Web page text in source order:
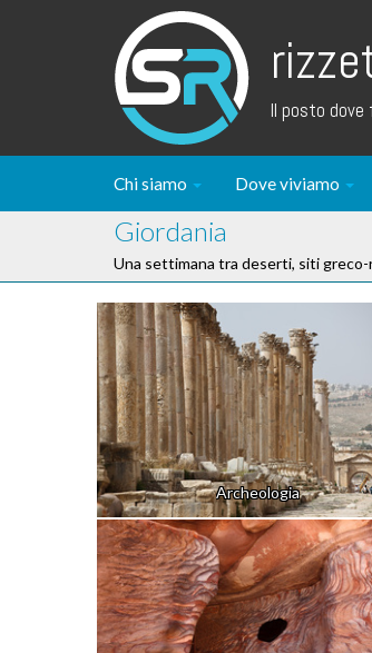
Il posto dove
Chi siamo Dove viviamo
Giordania
Una settimana tra deserti, siti greco-
Archeologia